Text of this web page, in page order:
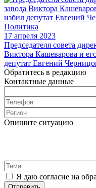
Политика
17 апреля 2023
Председателя совета
Виктора Кашеварова и
депутат Евгений
Обратитесь в редакцию
Контактные данные
Опишите ситуацию
Я даю согласие на